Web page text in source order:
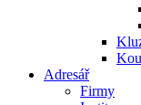
Adresář
Firmy